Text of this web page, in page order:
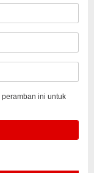
ini untuk